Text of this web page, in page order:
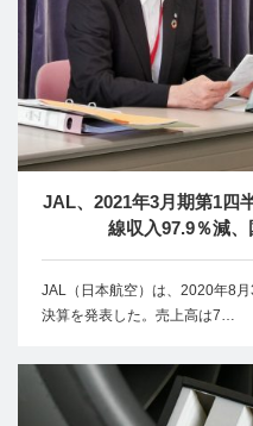
JAL、2021年3月期第1四
線収入97.9％減
JAL（日本航空）は、2020年8
決算を発表した。売上高は7…